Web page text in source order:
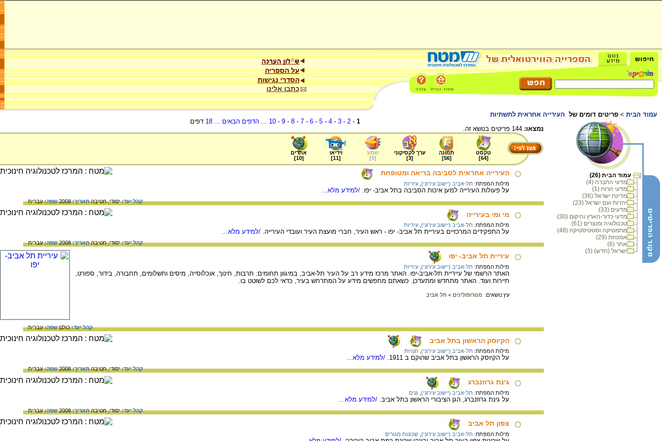
על הספריה
הסדרי נגישות
כתבו אלינו
עמוד הבית > פריטים דומים של העירייה אחראית לתשתיות
עמוד הבית (26)
מדעי החברה (4)
מדעי הרוח (1)
מדינת ישראל (36)
יהדות ועם ישראל (23)
מדעים (33)
מדעי כדור-הארץ והיקום (30)
טכנולוגיה ומוצרים (61)
מתמטיקה וסטטיסטיקה (48)
אמנויות (29)
אחר (6)
ישראל (חדש) (3)
1
-
2
-
3
-
4
-
5
-
6
-
7
-
8
-
9
-
10
...הדפים הבאים ...
18 דפים
נמצאו:
טקסט
[
64
]
תמונה
[
56
]
ערך לקסיקוני
[
3
]
שמע
[
0
]
וידיאו
[
11
]
אתרים
[
10
]
העירייה אחראית לסביבה בריאה ומטופחת
מילות המפתח: תל-אביב (יישוב עירוני) עיריות
על פעולות העירייה למען איכות הסביבה בתל אביב- יפו. /למידע מלא...
קהל יעד:יסודי,חטיבהתאריך:2008 שפה:עברית
מי ומי בעירייה
מילות המפתח: תל-אביב (יישוב עירוני) עיריות
על התפקידים המרכזיים בעיריית תל אביב- יפו - ראש העיר, חברי מועצת העיר ועובדי העירייה. /למידע מלא...
קהל יעד:יסודי,חטיבהתאריך:2008 שפה:עברית
עיריית תל אביב- יפו
מילות המפתח: תל-אביב (יישוב עירוני) עיריות
האתר הרשמי של עייריית תל-אביב-יפו. האתר מרכז מידע רב על העיר תל-אביב, במיגוון תחומים: תרבות, חינוך, אוכלוסייה, מיסים ותשלומים, תחבורה, בידור, ספורט,
תיירות ועוד. האתר מתחדש ומתעדכן. כשאתם מחפשים מידע על המתרחש בעיר, כדאי לכם לשוטט בו.
עץ נושאים: מטרופולינים > תל אביב
קהל יעד:כולםשפה:עברית
הקיוסק הראשון בתל אביב
מילות המפתח: תל-אביב (יישוב עירוני) חנויות
על הקיוסק הראשון בתל אביב שהוקם ב 1911. /למידע מלא...
קהל יעד:יסודי,חטיבהתאריך:2008 שפה:עברית
גינת גרוזנברג
מילות המפתח: תל-אביב (יישוב עירוני) גנים
על גינת גרוזנברג, הגן הציבורי הראשון בתל אביב. /למידע מלא...
קהל יעד:יסודי,חטיבהתאריך:2008 שפה:עברית
צפון תל אביב
מילות המפתח: תל-אביב (יישוב עירוני) שכונות מגורים